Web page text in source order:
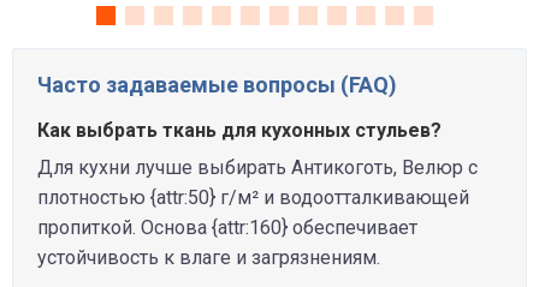
Часто задаваемые вопросы (FAQ)
Как выбрать ткань для кухонных стульев?
Для кухни лучше выбирать Антикоготь, Велюр с
плотностью {attr:50} г/м² и водоотталкивающей
пропиткой. Основа {attr:160} обеспечивает
устойчивость к влаге и загрязнениям.